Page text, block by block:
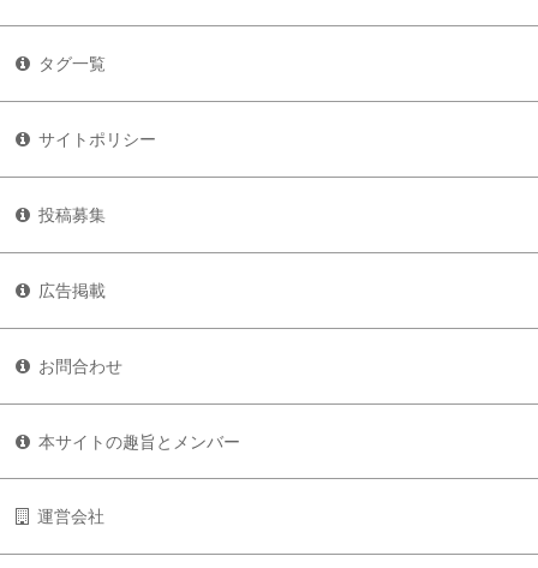
タグ一覧
サイトポリシー
投稿募集
広告掲載
お問合わせ
本サイトの趣旨とメンバー
運営会社